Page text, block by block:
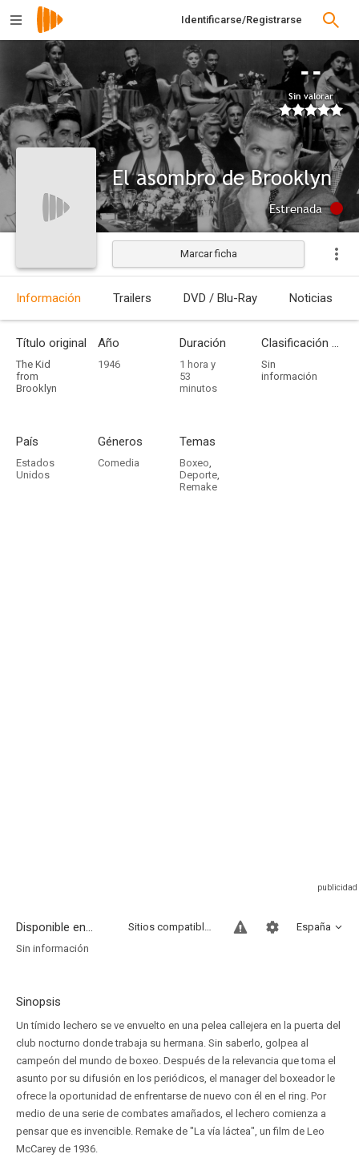
Identificarse/Registrarse
--
Sin valorar
El asombro de Brooklyn
Estrenada
Marcar ficha
Información Trailers DVD / Blu-Ray Noticias
Título original
The Kid
from
Brooklyn
Año
1946
Duración
1 hora y
53
minutos
Clasificación por edades
Sin
información
País
Estados
Unidos
Géneros
Comedia
Temas
Boxeo,
Deporte,
Remake
Disponible en... España
Sitios compatibles
Sin información
Sinopsis
Un tímido lechero se ve envuelto en una pelea callejera en la puerta del
club nocturno donde trabaja su hermana. Sin saberlo, golpea al
campeón del mundo de boxeo. Después de la relevancia que toma el
asunto por su difusión en los periódicos, el manager del boxeador le
ofrece la oportunidad de enfrentarse de nuevo con él en el ring. Por
medio de una serie de combates amañados, el lechero comienza a
pensar que es invencible. Remake de "La vía láctea", un film de Leo
McCarey de 1936.